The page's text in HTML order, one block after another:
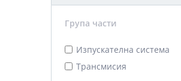
Група части
Изпускателна система
Трансмисия